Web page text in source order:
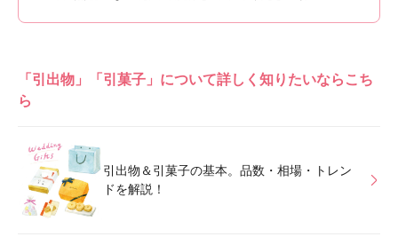
「引出物」「引菓子」について詳しく知りたいならこち
ら
引出物＆引菓子の基本。品数・相場・トレン
ドを解説！